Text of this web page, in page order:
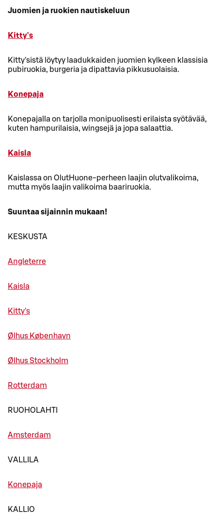
Juomien ja ruokien nautiskeluun
Kitty's
Kitty'sistä löytyy laadukkaiden juomien kylkeen klassisia
pubiruokia, burgeria ja dipattavia pikkusuolaisia.
Konepaja
Konepajalla on tarjolla monipuolisesti erilaista syötävää,
kuten hampurilaisia, wingsejä ja jopa salaattia.
Kaisla
Kaislassa on OlutHuone-perheen laajin olutvalikoima,
mutta myös laajin valikoima baariruokia.
Suuntaa sijainnin mukaan!
KESKUSTA
Angleterre
Kaisla
Kitty's
Ølhus København
Ølhus Stockholm
Rotterdam
RUOHOLAHTI
Amsterdam
VALLILA
Konepaja
KALLIO